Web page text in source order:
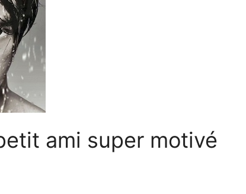
ami super motivé